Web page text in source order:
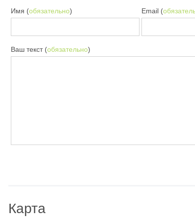
Имя (обязательно) Email (
Ваш текст (обязательно)
Карта